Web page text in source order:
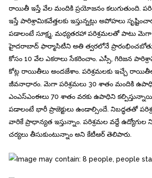
రాయితీ ఇస్తే వేల మందికి ప్రయోజనం కలుగుతుంది.
ఇస్తే పారిశ్రామికవేత్తలకు ఇస్తున్నట్లు అపోహలు
పడాలంటే సూక్ష్మ, మధ్యతరహా పరిశ్రమలతో పాటు మెగా
హైదరాబాద్‌ ఫార్మాసిటీని అతి త్వరలోనే
కోసం 10 వేల ఎకరాలు సేకరించాం. ఎస్సీ, గిరిజన
కోట్ల రాయితీలు అందజేశాం. పరిశ్రమలకు ఇచ్చే
జీవనాధారం. మెగా పరిశ్రమలు 30 శాతం మందికి ఉపాధి
ఎంఎస్‌ఎంఈలు 70 శాతం వరకు ఉపాధిని
పడాలంటే భారీ ప్రాజెక్టులు ఉండాల్సిందే. నిబద్ధతతో
వారికే ప్రాధాన్యత ఇస్తున్నాం. పరిశ్రమల వద్దే
చర్యలు తీసుకుంటున్నాం అని కేటీఆర్‌ తెలిపారు.